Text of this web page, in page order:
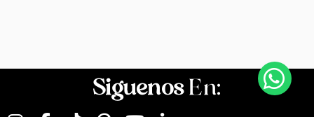
SiguenosEn: